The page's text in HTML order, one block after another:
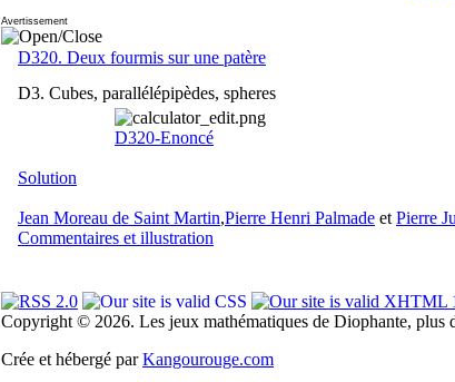
Avertissement
D320. Deux fourmis sur une patère
D3. Cubes, parallélépipèdes, spheres
D320-Enoncé
Solution
Jean Moreau de Saint Martin,Pierre Henri Palmade et Pierre
Commentaires et illustration
Copyright © 2026. Les jeux mathématiques de Diophante, plus
Crée et hébergé parKangourouge.com